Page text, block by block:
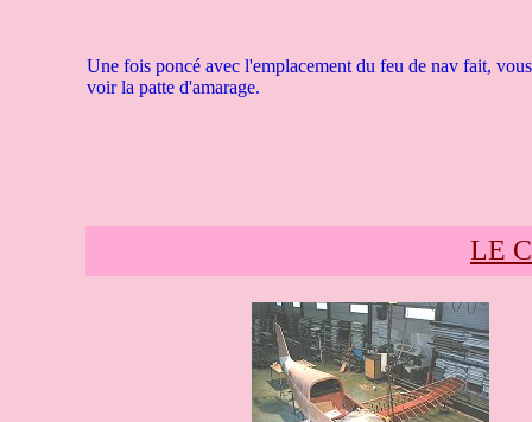
Une fois poncé avec l'emplacement du feu de nav fait,
voir la patte d'amarage.
LE